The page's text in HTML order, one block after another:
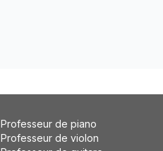
Professeur de piano
Professeur de violon